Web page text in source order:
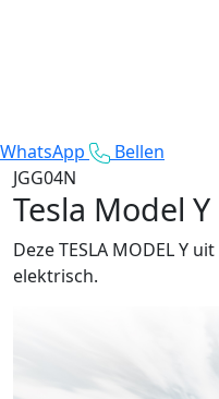
WhatsApp
Bellen
JGG04N
Tesla Model Y
Deze TESLA MODEL Y
elektrisch.